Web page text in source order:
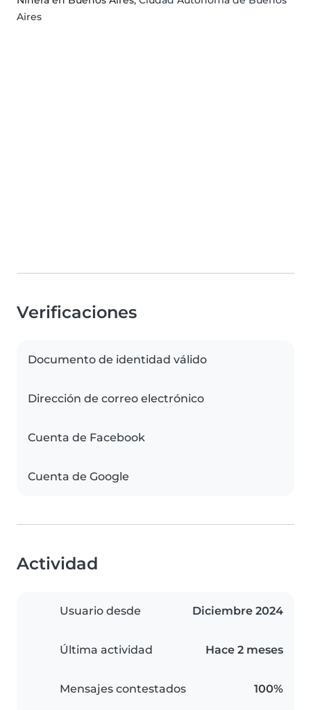
Aires
Verificaciones
Documento de identidad válido
Dirección de correo electrónico
Cuenta de Facebook
Cuenta de Google
Actividad
Usuario desde Diciembre 2024
Última actividad Hace 2 meses
Mensajes contestados 100%